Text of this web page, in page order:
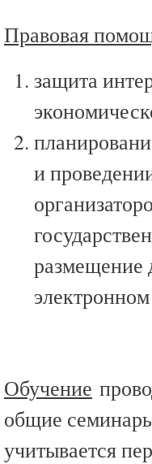
Правовая
защита
и
размещение
Обучение
общие
учитывается